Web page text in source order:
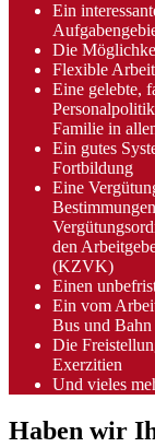
Ein
Die
Flexible
Eine gelebte,
Familie in
Ein gutes
Fortbildung
Eine
den
(KZVK)
Einen
Ein vom
Bus und Bahn
Die
Exerzitien
Und vieles
Haben wir